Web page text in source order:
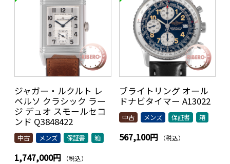
ジャガー・ルクルト レ
ベルソ クラシック ラー
ジ デュオ スモールセコ
ンド Q3848422
中古 メンズ 保証書 箱
1,747,000円 （税込）
ブライトリング オール
ドナビタイマー A13022
中古 メンズ 保証書 箱
567,100円 （税込）